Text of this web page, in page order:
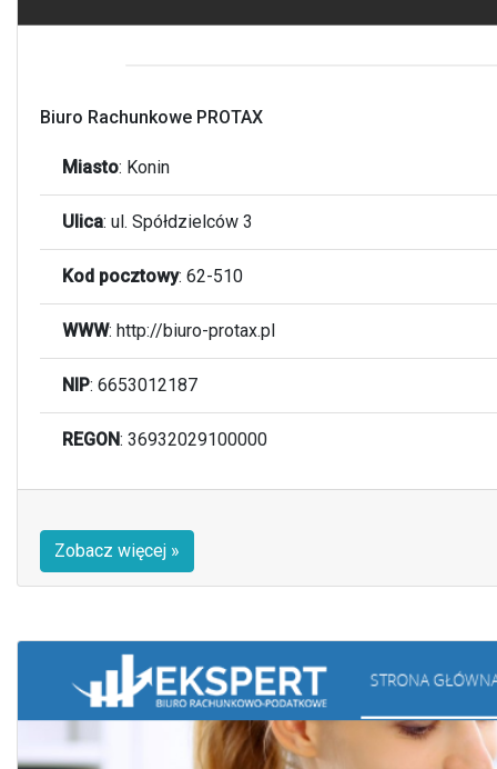
Biuro Rachunkowe PROTAX
Miasto: Konin
Ulica: ul. Spółdzielców 3
Kod pocztowy: 62-510
WWW: http://biuro-protax.pl
NIP: 6653012187
REGON: 36932029100000
Zobacz więcej »